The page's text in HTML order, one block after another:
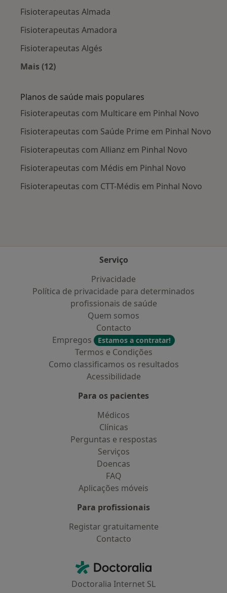
Fisioterapeutas Almada
Fisioterapeutas Amadora
Fisioterapeutas Algés
Mais (12)
Planos de saúde mais populares
Fisioterapeutas com Multicare em Pinhal Novo
Fisioterapeutas com Saúde Prime em Pinhal Novo
Fisioterapeutas com Allianz em Pinhal Novo
Fisioterapeutas com Médis em Pinhal Novo
Fisioterapeutas com CTT-Médis em Pinhal Novo
Serviço
Privacidade
Política de privacidade para determinados
profissionais de saúde
Quem somos
Contacto
Empregos
Estamos a contratar!
Termos e Condições
Como classificamos os resultados
Acessibilidade
Para os pacientes
Médicos
Clínicas
Perguntas e respostas
Serviços
Doencas
FAQ
Aplicações móveis
Para profissionais
Registar gratuitamente
Contacto
Doctoralia - Homepage
Doctoralia Internet SL